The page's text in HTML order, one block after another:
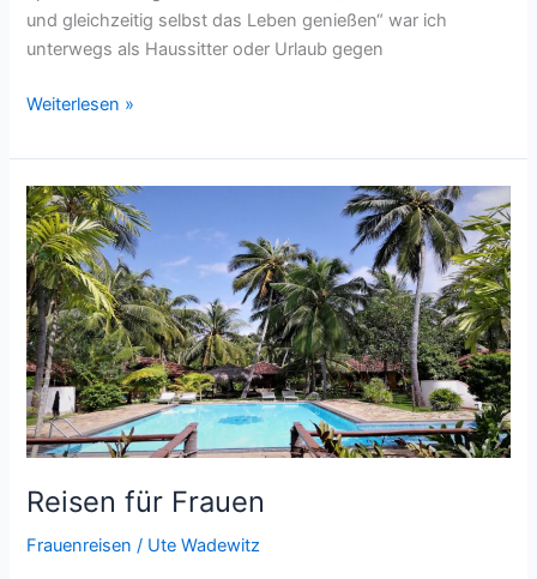
und gleichzeitig selbst das Leben genießen“ war ich
unterwegs als Haussitter oder Urlaub gegen
Rückblick
Ausblick
–
Überblick
Weiterlesen »
Reisen für Frauen
Frauenreisen / Ute Wadewitz